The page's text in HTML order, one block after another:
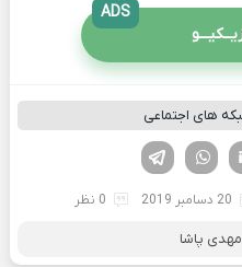
ADS
های اجتماعی
لینکدین تویتر
20 دسامبر 2019 0 نظر
مهدی پاشا